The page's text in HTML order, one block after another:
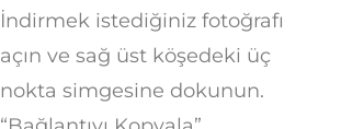
İndirmek istediğiniz fotoğrafı
açın ve sağ üst köşedeki üç
nokta simgesine dokunun.